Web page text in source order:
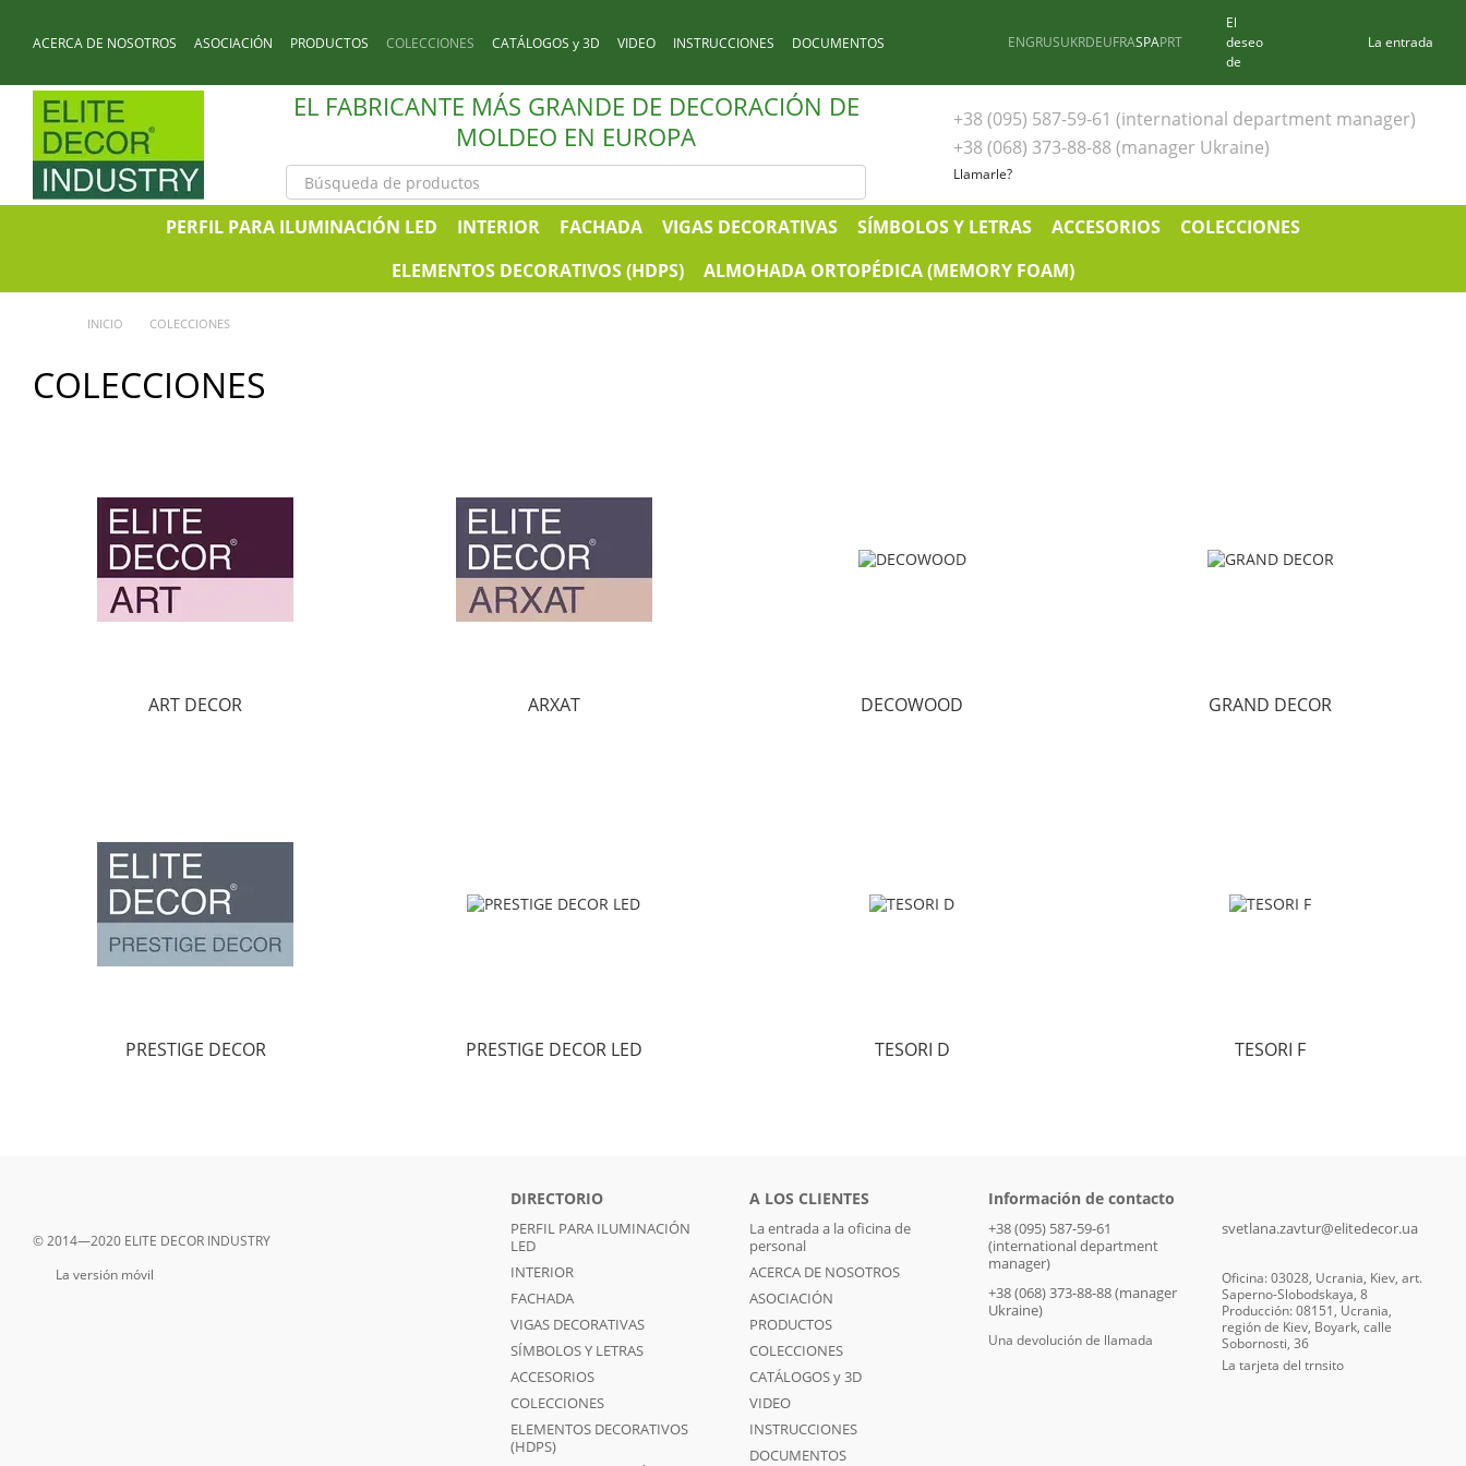
ACERCA DE NOSOTROS ASOCIACIÓN PRODUCTOS COLECCIONES CATÁLOGOS y 3D VIDEO INSTRUCCIONES
DOCUMENTOS
ENGRUSUKRDEUFRASPAPRT
El
deseo
de
La entrada
EL FABRICANTE MÁS GRANDE DE DECORACIÓN DE
MOLDEO EN EUROPA
+38 (095) 587-59-61 (international department manager)
+38 (068) 373-88-88 (manager Ukraine)
Llamarle?
PERFIL PARA ILUMINACIÓN LED INTERIOR FACHADA VIGAS DECORATIVAS SÍMBOLOS Y LETRAS ACCESORIOS
COLECCIONES
ELEMENTOS DECORATIVOS (HDPS)
ALMOHADA ORTOPÉDICA (MEMORY FOAM)
INICIO COLECCIONES
COLECCIONES
ART DECOR ARXAT DECOWOOD GRAND DECOR
PRESTIGE DECOR PRESTIGE DECOR LED TESORI D TESORI F
© 2014—2020 ELITE DECOR INDUSTRY
La versión móvil
DIRECTORIO
PERFIL PARA ILUMINACIÓN
LED
INTERIOR
FACHADA
VIGAS DECORATIVAS
SÍMBOLOS Y LETRAS
ACCESORIOS
COLECCIONES
ELEMENTOS DECORATIVOS
(HDPS)
A LOS CLIENTES
La entrada a la oficina de
personal
ACERCA DE NOSOTROS
ASOCIACIÓN
PRODUCTOS
COLECCIONES
CATÁLOGOS y 3D
VIDEO
INSTRUCCIONES
DOCUMENTOS
Información de contacto
+38 (095) 587-59-61
(international department
manager)
+38 (068) 373-88-88 (manager
Ukraine)
Una devolución de llamada
svetlana.zavtur@elitedecor.ua
Oficina: 03028, Ucrania, Kiev, art.
Saperno-Slobodskaya, 8
Producción: 08151, Ucrania,
región de Kiev, Boyark, calle
Sobornosti, 36
La tarjeta del trnsito